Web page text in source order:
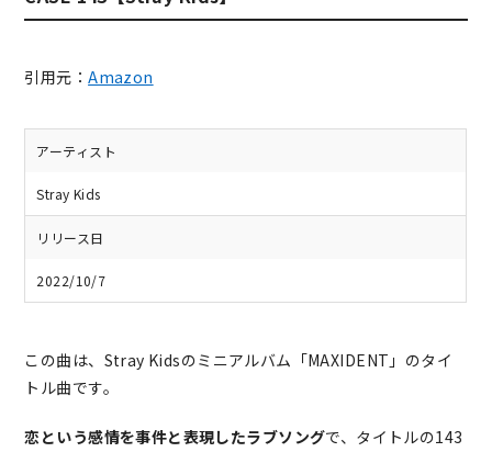
引用元：Amazon
アーティスト
Stray Kids
リリース日
2022/10/7
この曲は、Stray Kidsのミニアルバム「MAXIDENT」のタイ
トル曲です。
恋という感情を事件と表現したラブソングで、タイトルの143